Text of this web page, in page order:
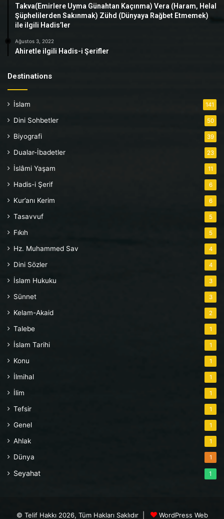
Takva(Emirlere Uyma Günahtan Kaçınma) Vera (Haram, Helal
Şüphelilerden Sakınmak) Zühd (Dünyaya Rağbet Etmemek)
ile ilgili Hadis’ler
Ağustos 3, 2022
Ahiretle ilgili Hadis-i Şerifler
Destinations
İslam 141
Dini Sohbetler 50
Biyografi 39
Dualar-İbadetler 23
İslâmi Yaşam 11
Hadis-i Şerif 6
Kur’anı Kerim 6
Tasavvuf 5
Fıkıh 5
Hz. Muhammed Sav 4
Dini Sözler 4
İslam Hukuku 3
Sünnet 3
Kelam-Akaid 2
Talebe 1
İslam Tarihi 1
Konu 1
İlmihal 1
İlim 1
Tefsir 1
Genel 1
Ahlak 1
Dünya 1
Seyahat 1
© Telif Hakkı 2026, Tüm Hakları Saklıdır | WordPress Web